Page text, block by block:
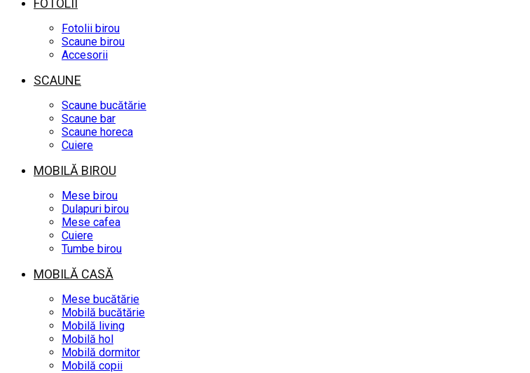
FOTOLII
Fotolii birou
Scaune birou
Accesorii
SCAUNE
Scaune bucătărie
Scaune bar
Scaune horeca
Cuiere
MOBILĂ BIROU
Mese birou
Dulapuri birou
Mese cafea
Cuiere
Tumbe birou
MOBILĂ CASĂ
Mese bucătărie
Mobilă bucătărie
Mobilă living
Mobilă hol
Mobilă dormitor
Mobilă copii